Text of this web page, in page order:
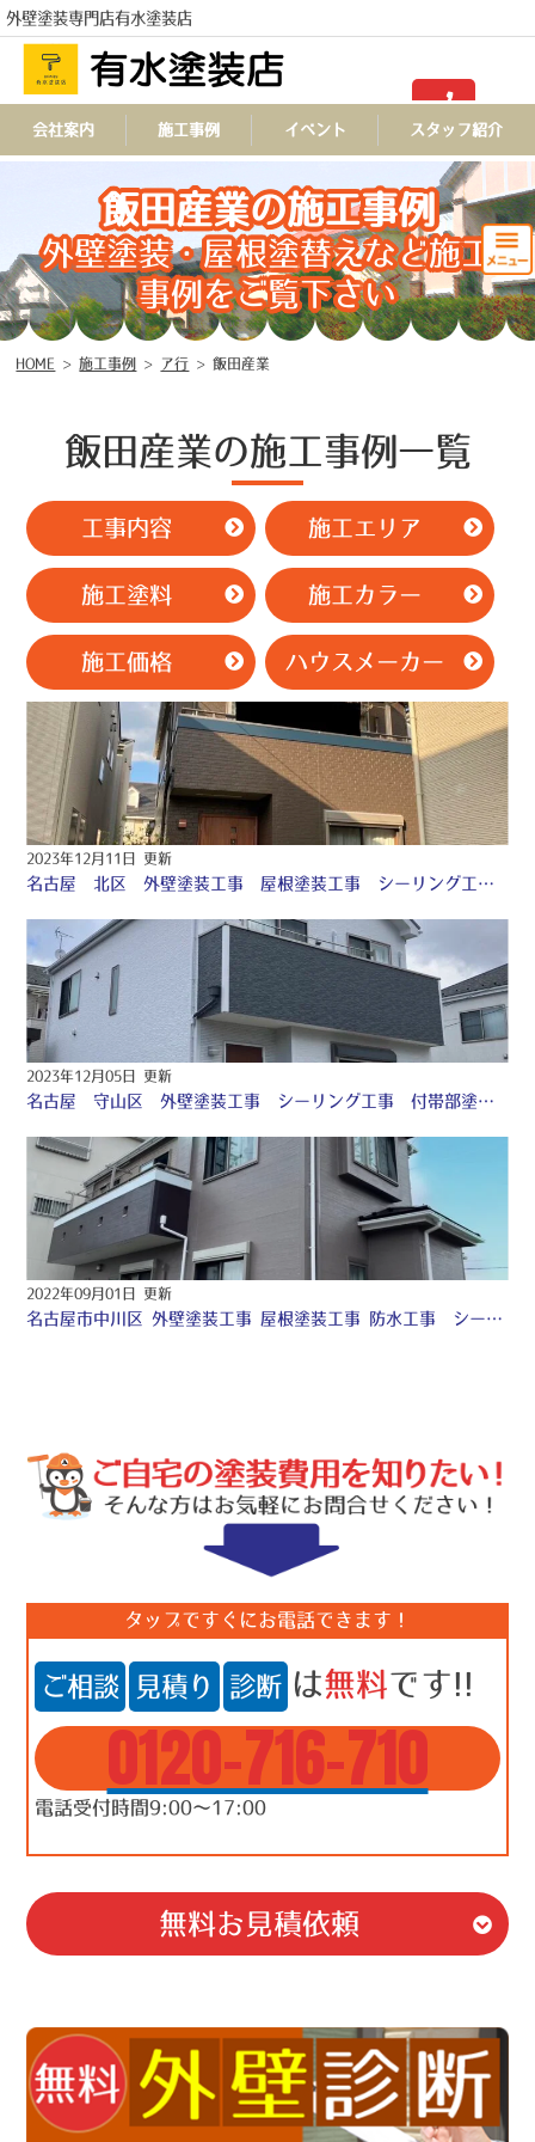
外壁塗装専門店有水塗装店
TEL
会社案内 施工事例 イベント スタッフ紹介
飯田産業の施工事例
外壁塗装・屋根塗替えなど施工
事例をご覧下さい
HOME > 施工事例 > ア行 >飯田産業
飯田産業の施工事例一覧
工事内容 施工エリア
施工塗料 施工カラー
施工価格 ハウスメーカー
2023年12月11日 更新
名古屋 北区 外壁塗装工事 屋根塗装工事 シーリング工事 付帯部塗装工事♤
2023年12月05日 更新
名古屋 守山区 外壁塗装工事 シーリング工事 付帯部塗装工事 防水工事 ♡
2022年09月01日 更新
名古屋市中川区 外壁塗装工事 屋根塗装工事 防水工事 シーリング工事 ♧
タップですぐにお電話できます！
ご相談 見積り 診断 は無料です!!
0120-716-710
電話受付時間9:00～17:00
無料お見積依頼